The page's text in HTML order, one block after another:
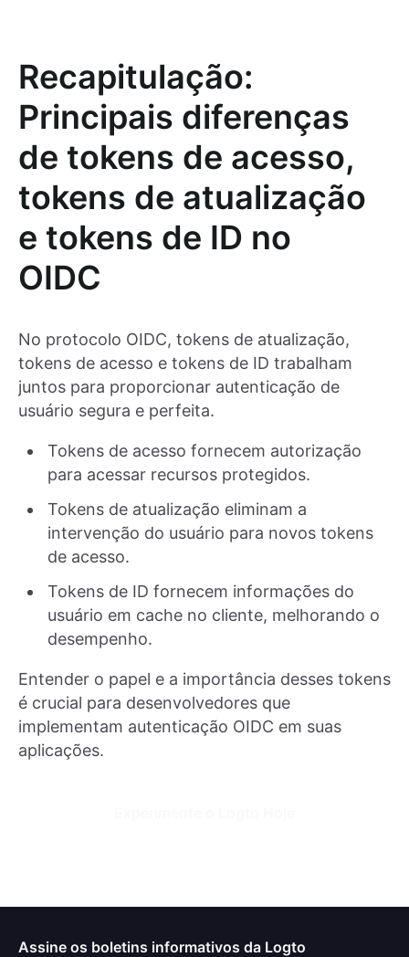
Recapitulação:
Principais diferenças
de tokens de acesso,
tokens de atualização
e tokens de ID no
OIDC
No protocolo OIDC, tokens de atualização,
tokens de acesso e tokens de ID trabalham
juntos para proporcionar autenticação de
usuário segura e perfeita.
Tokens de acesso fornecem autorização
para acessar recursos protegidos.
Tokens de atualização eliminam a
intervenção do usuário para novos tokens
de acesso.
Tokens de ID fornecem informações do
usuário em cache no cliente, melhorando o
desempenho.
Entender o papel e a importância desses tokens
é crucial para desenvolvedores que
implementam autenticação OIDC em suas
aplicações.
Assine os boletins informativos da Logto